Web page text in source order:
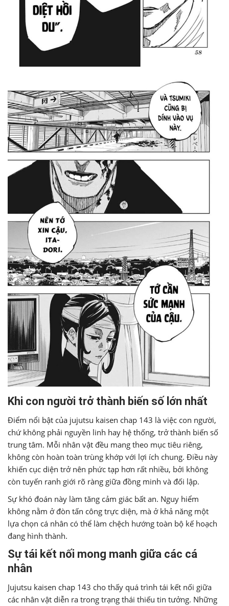
Khi con người trở thành biến số lớn nhất
Điểm nổi bật của jujutsu kaisen chap 143 là việc con người,
chứ không phải nguyền linh hay hệ thống, trở thành biến số
trung tâm. Mỗi nhân vật đều mang theo mục tiêu riêng,
không còn hoàn toàn trùng khớp với lợi ích chung. Điều này
khiến cục diện trở nên phức tạp hơn rất nhiều, bởi không
còn tuyến ranh giới rõ ràng giữa đồng minh và đối lập.
Sự khó đoán này làm tăng cảm giác bất an. Nguy hiểm
không nằm ở đòn tấn công trực diện, mà ở khả năng một
lựa chọn cá nhân có thể làm chệch hướng toàn bộ kế hoạch
đang hình thành.
Sự tái kết nối mong manh giữa các cá
nhân
Jujutsu kaisen chap 143 cho thấy quá trình tái kết nối giữa
các nhân vật diễn ra trong trạng thái thiếu tin tưởng. Những